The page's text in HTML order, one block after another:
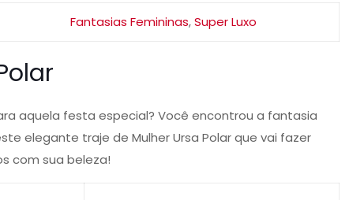
Fantasias Femininas,Super Luxo
aquela festa especial? Você encontrou a fantasia
elegante traje de Mulher Ursa Polar que vai fazer
com sua beleza!